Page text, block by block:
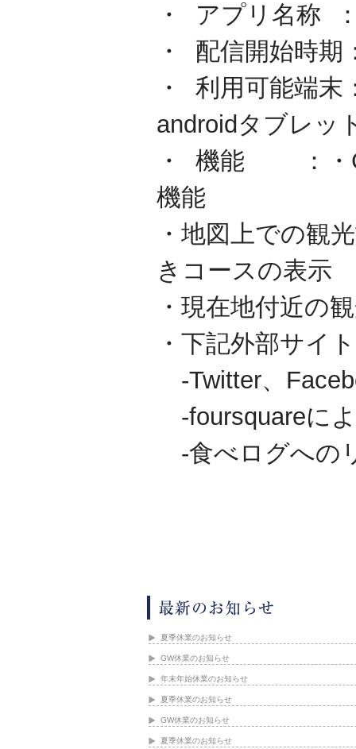
・ アプリ名称
・ 配信開始時期
・ 利用可能端末
androidタブレッ
・ 機能 ：・
機能
・地図上での観
きコースの表示
・現在地付近の
・下記外部サイ
-Twitter、
-foursquareに
-食べログへの
夏季休業のお知らせ
GW休業のお知らせ
年末年始休業のお知らせ
夏季休業のお知らせ
GW休業のお知らせ
夏季休業のお知らせ